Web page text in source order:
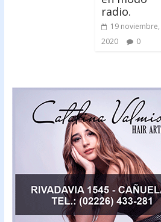
radio.
19 noviembre,
2020
0